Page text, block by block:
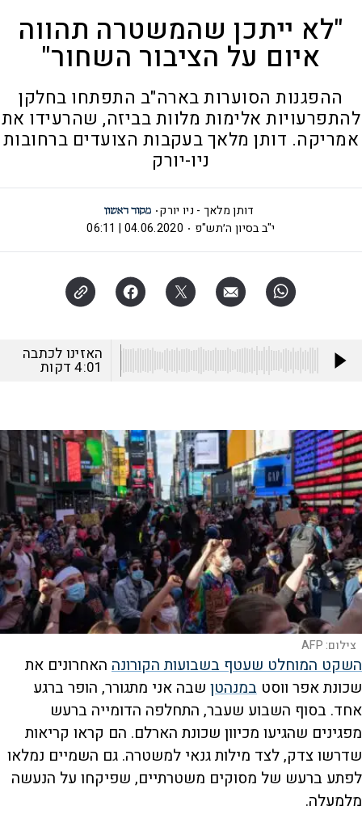
"לא ייתכן שהמשטרה תהווה
איום על הציבור השחור"
ההפגנות הסוערות בארה"ב התפתחו בחלקן
להתפרעויות אלימות מלוות בביזה, שהרעידו את
אמריקה. דותן מלאך בעקבות הצועדים ברחובות
ניו-יורק
דותן מלאך - ניו יורק
י"ב בסיון ה׳תש"פ
04.06.2020 | 06:11
האזינו לכתבה
4:01דקות
צילום:AFP
השקט המוחלט שעטף בשבועות הקורונה האחרונים את
שכונת אפר ווסט במנהטן שבה אני מתגורר, הופר ברגע
אחד. בסוף השבוע שעבר, התחלפה הדומייה ברעש
מפגינים שהגיעו מכיוון שכונת הארלם. הם קראו קריאות
שדרשו צדק, לצד מילות גנאי למשטרה. גם השמיים נמלאו
לפתע ברעש של מסוקים משטרתיים, שפיקחו על הנעשה
מלמעלה.